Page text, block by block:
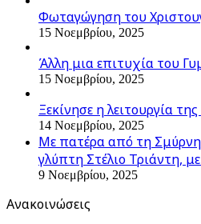
Φωταγώγηση του
15 Νοεμβρίου, 2025
Άλλη μια επιτυχία του
15 Νοεμβρίου, 2025
Ξεκίνησε η λειτουργία
14 Νοεμβρίου, 2025
Με πατέρα από τη Σμύρνη
γλύπτη Στέλιο Τριάντη,
9 Νοεμβρίου, 2025
Ανακοινώσεις